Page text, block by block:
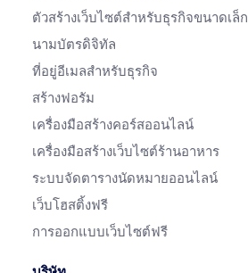
ตัวสร้างเว็บไซต์สำหรับธุรกิจขนาดเล็ก
นามบัตรดิจิทัล
ที่อยู่อีเมลสำหรับธุรกิจ
สร้างฟอรัม
เครื่องมือสร้างคอร์สออนไลน์
เครื่องมือสร้างเว็บไซต์ร้านอาหาร
ระบบจัดตารางนัดหมายออนไลน์
เว็บโฮสติ้งฟรี
การออกแบบเว็บไซต์ฟรี